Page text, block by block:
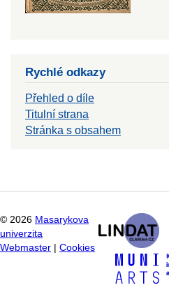
Rychlé odkazy
Přehled o díle
Titulní strana
Stránka s obsahem
© 2026 Masarykova
univerzita
Webmaster
Cookies